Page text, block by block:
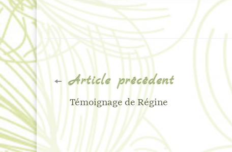
Navigation
d'article
Article précédent
Témoignage de Régine